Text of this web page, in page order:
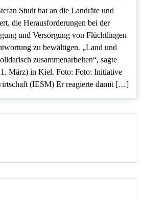
Studt hat an die Landräte und
die Herausforderungen bei der
und Versorgung von Flüchtlingen
zu bewältigen. „Land und
zusammenarbeiten“, sagte
März) in Kiel. Foto: Foto: Initiative
(IESM) Er reagierte damit […]